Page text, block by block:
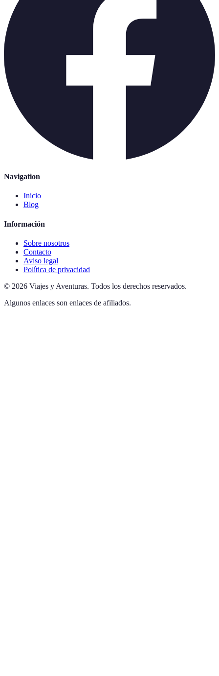
Navigation
Inicio
Blog
Información
Sobre nosotros
Contacto
Aviso legal
Política de privacidad
© 2026 Viajes y Aventuras. Todos los derechos reservados.
Algunos enlaces son enlaces de afiliados.